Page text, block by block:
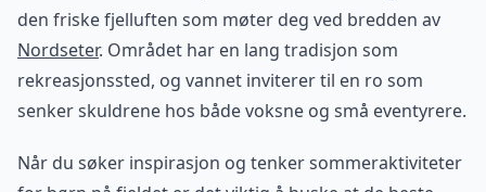
den friske fjelluften som møter deg ved bredden av
Nordseter. Området har en lang tradisjon som
rekreasjonssted, og vannet inviterer til en ro som
senker skuldrene hos både voksne og små eventyrere.
Når du søker inspirasjon og tenker sommeraktiviteter